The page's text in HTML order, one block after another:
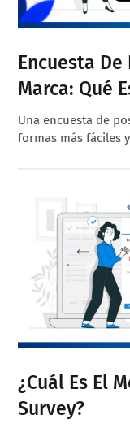
Encuesta
Marca: Qué
Una encuesta de
formas más fáciles
¿Cuál Es El
Survey?